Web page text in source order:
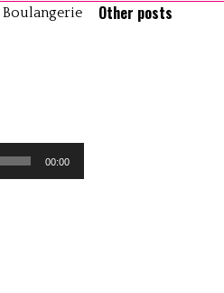
Boulangerie
00:00
Other posts